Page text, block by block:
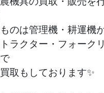
のは管理機・耕運機
ラクター・フォーク
取もしております✨